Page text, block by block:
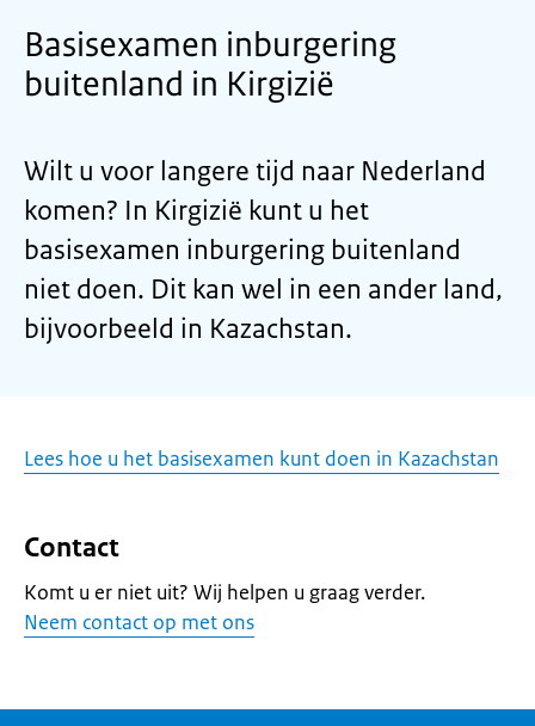
Basisexamen inburgering
buitenland in Kirgizië
Wilt u voor langere tijd naar Nederland
komen? In Kirgizië kunt u het
basisexamen inburgering buitenland
niet doen. Dit kan wel in een ander land,
bijvoorbeeld in Kazachstan.
Lees hoe u het basisexamen kunt doen in Kazachstan
Contact
Komt u er niet uit? Wij helpen u graag verder.
Neem contact op met ons